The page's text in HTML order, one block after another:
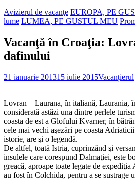
Avizierul de vacanţe EUROPA, PE
lume LUMEA, PE GUSTUL MEU
Vacanţă în Croaţia:
dafinului
21 ianuarie 201315 iulie 2015Vacanțierul
Lovran – Laurana, în italiană, Laurania,
considerată astăzi una dintre perlele
coasta de est a Glofului Kvarner, în
cele mai vechi aşezări pe coasta
istorie, are şi o legendă.
De altfel, toată Istria, cuprinzând şi
insulele care corespund Dalmaţiei, este
greacă, aproape toate legate de
au fost în Colchida, pentru a se sustrage